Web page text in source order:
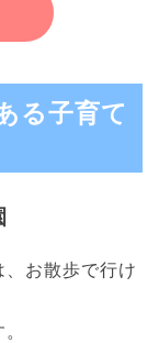
る子育て
お散歩で行け